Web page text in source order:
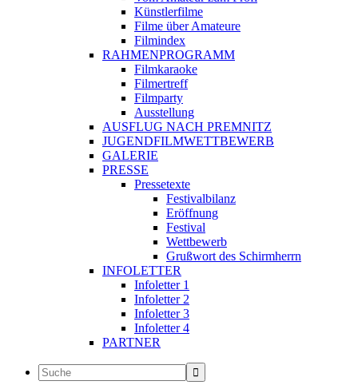
Künstlerfilme
Filme über Amateure
Filmindex
RAHMENPROGRAMM
Filmkaraoke
Filmertreff
Filmparty
Ausstellung
AUSFLUG NACH PREMNITZ
JUGENDFILMWETTBEWERB
GALERIE
PRESSE
Pressetexte
Festivalbilanz
Eröffnung
Festival
Wettbewerb
Grußwort des Schirmherrn
INFOLETTER
Infoletter 1
Infoletter 2
Infoletter 3
Infoletter 4
PARTNER